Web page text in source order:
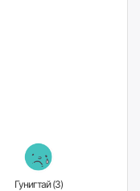
Гунигтай (3)